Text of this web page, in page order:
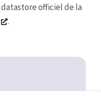
officiel de la
.